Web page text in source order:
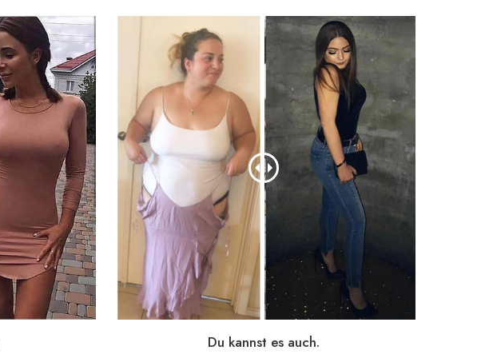
Du kannst es auch.